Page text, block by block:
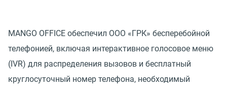
MANGO OFFICE обеспечил ООО «ГРК» бесперебойной
телефонией, включая интерактивное голосовое меню
(IVR) для распределения вызовов и бесплатный
круглосуточный номер телефона, необходимый